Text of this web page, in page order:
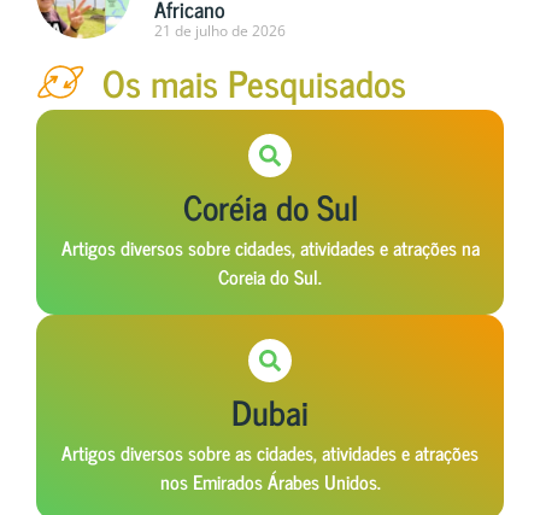
Africano
21 de julho de 2026
Os mais Pesquisados
Coréia do Sul
Artigos diversos sobre cidades, atividades e atrações na
Coreia do Sul.
Dubai
Artigos diversos sobre as cidades, atividades e atrações
nos Emirados Árabes Unidos.